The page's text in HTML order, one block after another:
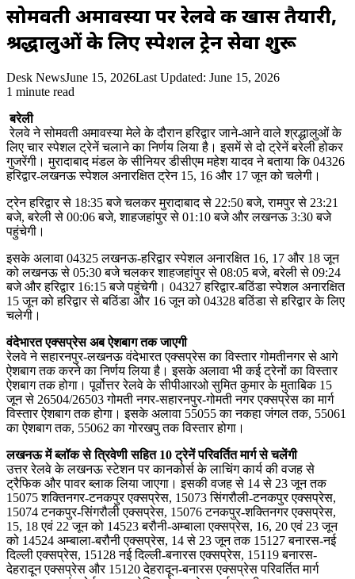
सोमवती अमावस्या पर रेलवे की खास तैयारी,
श्रद्धालुओं के लिए स्पेशल ट्रेन सेवा शुरू
Desk NewsJune 15, 2026Last Updated: June 15, 2026
1 minute read
बरेली
रेलवे ने सोमवती अमावस्या मेले के दौरान हरिद्वार जाने-आने वाले श्रद्धालुओं के
लिए चार स्पेशल ट्रेनें चलाने का निर्णय लिया है। इसमें से दो ट्रेनें बरेली होकर
गुजरेंगी। मुरादाबाद मंडल के सीनियर डीसीएम महेश यादव ने बताया कि 04326
हरिद्वार-लखनऊ स्पेशल अनारक्षित ट्रेन 15, 16 और 17 जून को चलेगी।
ट्रेन हरिद्वार से 18:35 बजे चलकर मुरादाबाद से 22:50 बजे, रामपुर से 23:21
बजे, बरेली से 00:06 बजे, शाहजहांपुर से 01:10 बजे और लखनऊ 3:30 बजे
पहुंचेगी।
इसके अलावा 04325 लखनऊ-हरिद्वार स्पेशल अनारक्षित 16, 17 और 18 जून
को लखनऊ से 05:30 बजे चलकर शाहजहांपुर से 08:05 बजे, बरेली से 09:24
बजे और हरिद्वार 16:15 बजे पहुंचेगी। 04327 हरिद्वार-बठिंडा स्पेशल अनारक्षित
15 जून को हरिद्वार से बठिंडा और 16 जून को 04328 बठिंडा से हरिद्वार के लिए
चलेगी।
वंदेभारत एक्सप्रेस अब ऐशबाग तक जाएगी
रेलवे ने सहारनपुर-लखनऊ वंदेभारत एक्सप्रेस का विस्तार गोमतीनगर से आगे
ऐशबाग तक करने का निर्णय लिया है। इसके अलावा भी कई ट्रेनों का विस्तार
ऐशबाग तक होगा। पूर्वोत्तर रेलवे के सीपीआरओ सुमित कुमार के मुताबिक 15
जून से 26504/26503 गोमती नगर-सहारनपुर-गोमती नगर एक्सप्रेस का मार्ग
विस्तार ऐशबाग तक होगा। इसके अलावा 55055 का नकहा जंगल तक, 55061
का ऐशबाग तक, 55062 का गोरखपु तक विस्तार होगा।
लखनऊ में ब्लॉक से त्रिवेणी सहित 10 ट्रेनें परिवर्तित मार्ग से चलेंगी
उत्तर रेलवे के लखनऊ स्टेशन पर कानकोर्स के लाचिंग कार्य की वजह से
ट्रैफिक और पावर ब्लाक लिया जाएगा। इसकी वजह से 14 से 23 जून तक
15075 शक्तिनगर-टनकपुर एक्सप्रेस, 15073 सिंगरौली-टनकपुर एक्सप्रेस,
15074 टनकपुर-सिंगरौली एक्सप्रेस, 15076 टनकपुर-शक्तिनगर एक्सप्रेस,
15, 18 एवं 22 जून को 14523 बरौनी-अम्बाला एक्सप्रेस, 16, 20 एवं 23 जून
को 14524 अम्बाला-बरौनी एक्सप्रेस, 14 से 23 जून तक 15127 बनारस-नई
दिल्ली एक्सप्रेस, 15128 नई दिल्ली-बनारस एक्सप्रेस, 15119 बनारस-
देहरादून एक्सप्रेस और 15120 देहरादून-बनारस एक्सप्रेस परिवर्तित मार्ग